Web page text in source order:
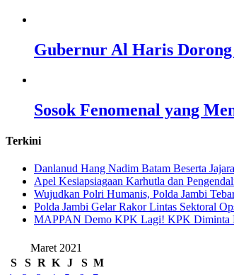
Gubernur Al Haris
Sosok Fenomenal yang
Terkini
Danlanud Hang Nadim Batam Beserta
Apel Kesiapsiagaan Karhutla dan
Wujudkan Polri Humanis, Polda Jambi
Polda Jambi Gelar Rakor Lintas Sektoral
‎MAPPAN Demo KPK Lagi! KPK Diminta
Maret 2021
S
S R K J S M